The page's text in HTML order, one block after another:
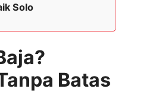
Solo
Batas